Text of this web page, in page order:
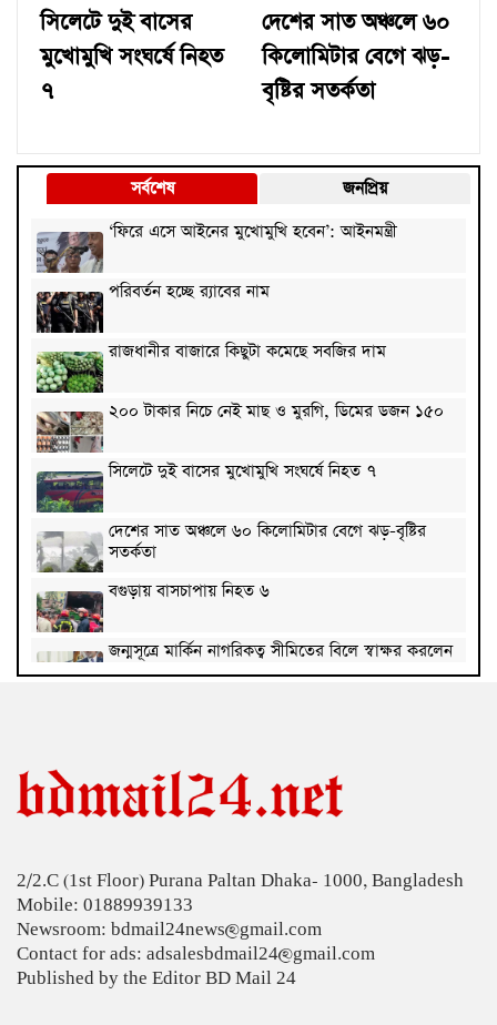
সিলেটে দুই বাসের
মুখোমুখি সংঘর্ষে নিহত
৭
দেশের সাত অঞ্চলে ৬০
কিলোমিটার বেগে ঝড়-
বৃষ্টির সতর্কতা
সর্বশেষ
জনপ্রিয়
‘ফিরে এসে আইনের মুখোমুখি হবেন’: আইনমন্ত্রী
পরিবর্তন হচ্ছে র‌্যাবের নাম
রাজধানীর বাজারে কিছুটা কমেছে সবজির দাম
২০০ টাকার নিচে নেই মাছ ও মুরগি, ডিমের ডজন ১৫০
সিলেটে দুই বাসের মুখোমুখি সংঘর্ষে নিহত ৭
দেশের সাত অঞ্চলে ৬০ কিলোমিটার বেগে ঝড়-বৃষ্টির
সতর্কতা
বগুড়ায় বাসচাপায় নিহত ৬
জন্মসূত্রে মার্কিন নাগরিকত্ব সীমিতের বিলে স্বাক্ষর করলেন
ট্রাম্প
২৪ ঘণ্টায় ডেঙ্গু নিয়ে হাসপাতালে ভর্তি ৪৭১
উন্নত দেশগুলোতে চাকরি হারানোর ঝুঁকি তিন গুণ বেশি :
বিশ্বব্যাংক
বাংলাদেশি কৃষি শ্রমিকদের ভিসা দেবে ওমান
2/2.C (1st Floor) Purana Paltan Dhaka- 1000, Bangladesh
Mobile: 01889939133
Newsroom: bdmail24news@gmail.com
Contact for ads: adsalesbdmail24@gmail.com
Published by the Editor BD Mail 24